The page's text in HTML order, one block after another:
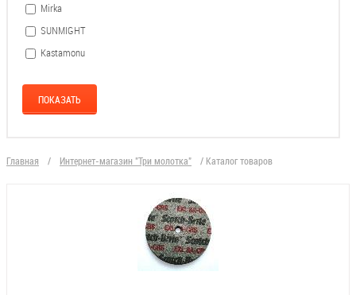
Mirka
SUNMIGHT
Kastamonu
Главная / Интернет-магазин "Три молотка" / Каталог товаров